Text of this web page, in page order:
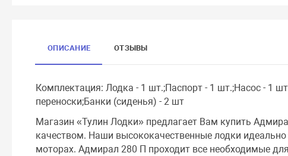
ОПИСАНИЕ ОТЗЫВЫ
Комплектация: Лодка - 1 шт.;Паспорт - 1 шт.;Насос - 1
переноски;Банки (сиденья) - 2 шт
Магазин «Тулин Лодки» предлагает Вам купить
качеством. Наши высококачественные лодки
моторах. Адмирал 280 П проходит все необходимые